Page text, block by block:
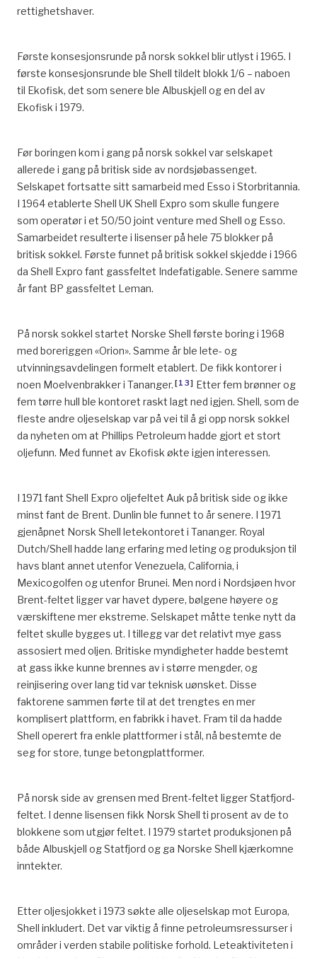
rettighetshaver.
Første konsesjonsrunde på norsk sokkel blir utlyst i 1965. I
første konsesjonsrunde ble Shell tildelt blokk 1/6 – naboen
til Ekofisk, det som senere ble Albuskjell og en del av
Ekofisk i 1979.
Før boringen kom i gang på norsk sokkel var selskapet
allerede i gang på britisk side av nordsjøbassenget.
Selskapet fortsatte sitt samarbeid med Esso i Storbritannia.
I 1964 etablerte Shell UK Shell Expro som skulle fungere
som operatør i et 50/50 joint venture med Shell og Esso.
Samarbeidet resulterte i lisenser på hele 75 blokker på
britisk sokkel. Første funnet på britisk sokkel skjedde i 1966
da Shell Expro fant gassfeltet Indefatigable. Senere samme
år fant BP gassfeltet Leman.
På norsk sokkel startet Norske Shell første boring i 1968
med boreriggen «Orion». Samme år ble lete- og
utvinningsavdelingen formelt etablert. De fikk kontorer i
noen Moelvenbrakker i Tananger. [13] Etter fem brønner og
fem tørre hull ble kontoret raskt lagt ned igjen. Shell, som de
fleste andre oljeselskap var på vei til å gi opp norsk sokkel
da nyheten om at Phillips Petroleum hadde gjort et stort
oljefunn. Med funnet av Ekofisk økte igjen interessen.
I 1971 fant Shell Expro oljefeltet Auk på britisk side og ikke
minst fant de Brent. Dunlin ble funnet to år senere. I 1971
gjenåpnet Norsk Shell letekontoret i Tananger. Royal
Dutch/Shell hadde lang erfaring med leting og produksjon til
havs blant annet utenfor Venezuela, California, i
Mexicogolfen og utenfor Brunei. Men nord i Nordsjøen hvor
Brent-feltet ligger var havet dypere, bølgene høyere og
værskiftene mer ekstreme. Selskapet måtte tenke nytt da
feltet skulle bygges ut. I tillegg var det relativt mye gass
assosiert med oljen. Britiske myndigheter hadde bestemt
at gass ikke kunne brennes av i større mengder, og
reinjisering over lang tid var teknisk uønsket. Disse
faktorene sammen førte til at det trengtes en mer
komplisert plattform, en fabrikk i havet. Fram til da hadde
Shell operert fra enkle plattformer i stål, nå bestemte de
seg for store, tunge betongplattformer.
På norsk side av grensen med Brent-feltet ligger Statfjord-
feltet. I denne lisensen fikk Norsk Shell ti prosent av de to
blokkene som utgjør feltet. I 1979 startet produksjonen på
både Albuskjell og Statfjord og ga Norske Shell kjærkomne
inntekter.
Etter oljesjokket i 1973 søkte alle oljeselskap mot Europa,
Shell inkludert. Det var viktig å finne petroleumsressurser i
områder i verden stabile politiske forhold. Leteaktiviteten i